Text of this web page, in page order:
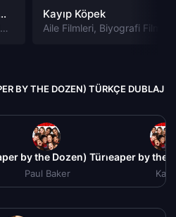
Transformanya izle
Fantastik Filmleri,Komedi
Kayıp Köpek
Aile Filmleri, Biyografi Filmleri
BY THE DOZEN) TÜRKÇE DUBLAJ
Dublaj izle (2022)
by the Dozen) Türkçe Dublaj
Paul Baker
Sürüsüne Bereket (Cheaper by the
Kate
Sürüsüne